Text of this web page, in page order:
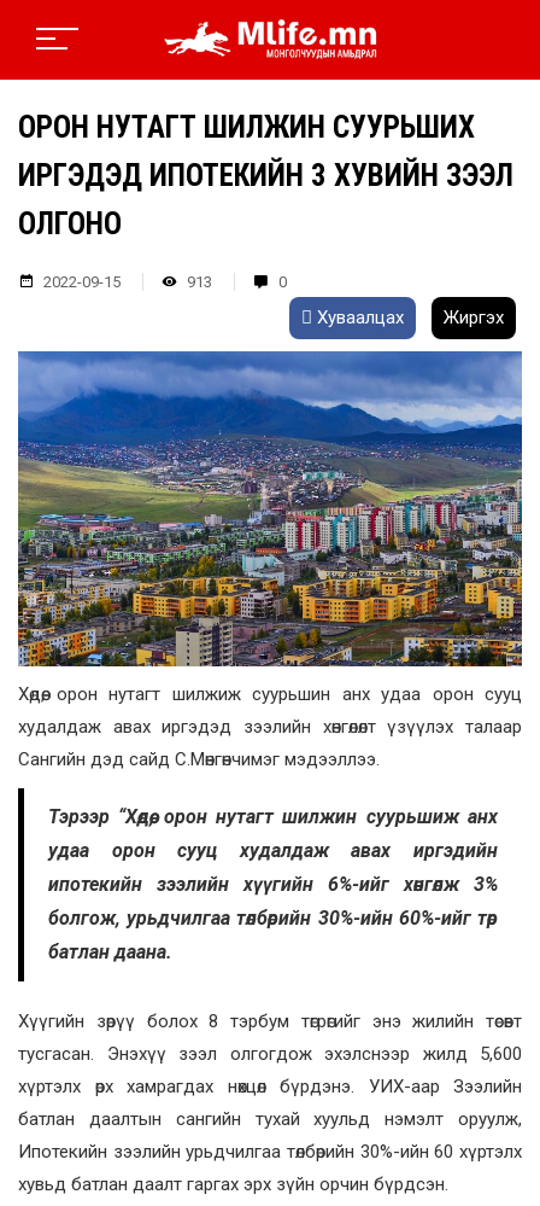
ОРОН НУТАГТ ШИЛЖИН СУУРЬШИХ
ИРГЭДЭД ИПОТЕКИЙН 3 ХУВИЙН ЗЭЭЛ
ОЛГОНО
2022-09-15 913 0
Хуваалцах Жиргэх
Хөдөө, орон нутагт шилжиж суурьшин анх удаа орон сууц
худалдаж авах иргэдэд зээлийн хөнгөлөлт үзүүлэх талаар
Сангийн дэд сайд С.Мөнгөнчимэг мэдээллээ.
Тэрээр “Хөдөө, орон нутагт шилжин суурьшиж анх
удаа орон сууц худалдаж авах иргэдийн
ипотекийн зээлийн хүүгийн 6%-ийг хөнгөлж 3%
болгож, урьдчилгаа төлбөрийн 30%-ийн 60%-ийг төр
батлан даана.
Хүүгийн зөрүү болох 8 тэрбум төгрөгийг энэ жилийн төсөвт
тусгасан. Энэхүү зээл олгогдож эхэлснээр жилд 5,600
хүртэлх өрх хамрагдах нөхцөл бүрдэнэ. УИХ-аар Зээлийн
батлан даалтын сангийн тухай хуульд нэмэлт оруулж,
Ипотекийн зээлийн урьдчилгаа төлбөрийн 30%-ийн 60 хүртэлх
хувьд батлан даалт гаргах эрх зүйн орчин бүрдсэн.